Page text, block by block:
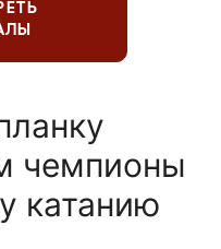
чемпионы
катанию